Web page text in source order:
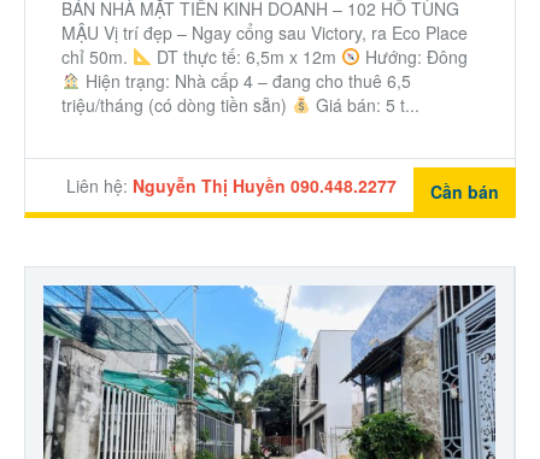
BÁN NHÀ MẶT TIỀN KINH DOANH – 102 HỒ TÙNG
MẬU Vị trí đẹp – Ngay cổng sau Victory, ra Eco Place
chỉ 50m.
DT thực tế: 6,5m x 12m
Hướng: Đông
Hiện trạng: Nhà cấp 4 – đang cho thuê 6,5
triệu/tháng (có dòng tiền sẵn)
Giá bán: 5 t...
Liên hệ: Nguyễn Thị Huyền 090.448.2277 Cần bán